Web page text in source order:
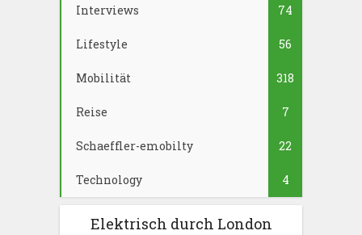
Interviews 74
Lifestyle 56
Mobilität 318
Reise 7
Schaeffler-emobilty 22
Technology 4
Elektrisch durch London